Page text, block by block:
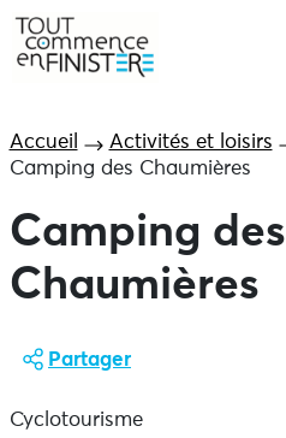
Accueil
Activités et loisirs
Camping des Chaumières
Camping des
Chaumières
Partager
Cyclotourisme